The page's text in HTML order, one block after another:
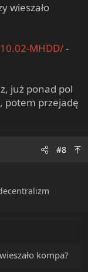
wieszało
MHDD/-
już ponad pol
potem przejadę
#8
kompa?